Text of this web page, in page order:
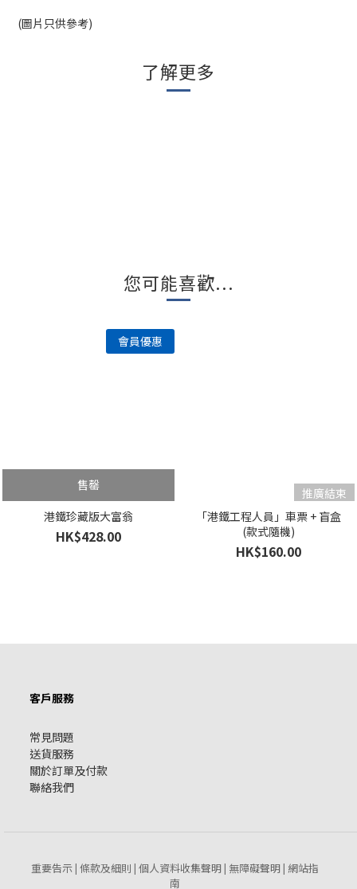
(圖片只供參考)
了解更多
您可能喜歡...
售罄
港鐵珍藏版大富翁
HK$428.00
「港鐵工程人員」車票 + 盲盒
(款式隨機)
HK$160.00
客戶服務
常見問題
送貨服務
關於訂單及付款
聯絡我們
重要告示| 條款及細則 | 個人資料收集聲明| 無障礙聲明| 網站指
南